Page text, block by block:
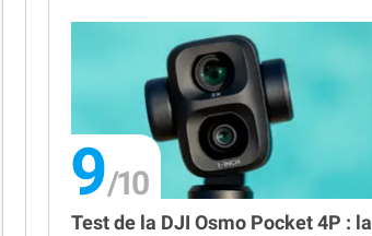
9
Test de la DJI Osmo Pocket 4P : la